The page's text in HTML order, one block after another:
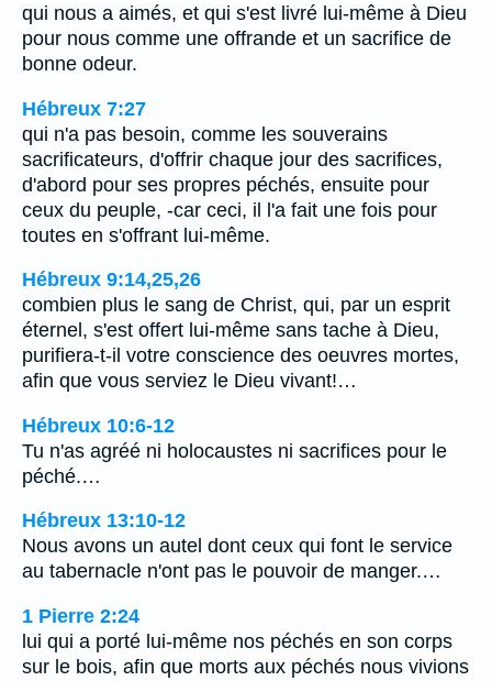
qui nous a aimés, et qui s'est livré lui-même à Dieu
pour nous comme une offrande et un sacrifice de
bonne odeur.
Hébreux 7:27
qui n'a pas besoin, comme les souverains
sacrificateurs, d'offrir chaque jour des sacrifices,
d'abord pour ses propres péchés, ensuite pour
ceux du peuple, -car ceci, il l'a fait une fois pour
toutes en s'offrant lui-même.
Hébreux 9:14,25,26
combien plus le sang de Christ, qui, par un esprit
éternel, s'est offert lui-même sans tache à Dieu,
purifiera-t-il votre conscience des oeuvres mortes,
afin que vous serviez le Dieu vivant!…
Hébreux 10:6-12
Tu n'as agréé ni holocaustes ni sacrifices pour le
péché.…
Hébreux 13:10-12
Nous avons un autel dont ceux qui font le service
au tabernacle n'ont pas le pouvoir de manger.…
1 Pierre 2:24
lui qui a porté lui-même nos péchés en son corps
sur le bois, afin que morts aux péchés nous vivions